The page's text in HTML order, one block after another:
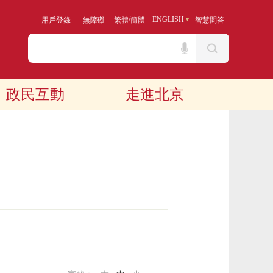
用戶登錄 無障礙 繁體/簡體 ENGLISH 智慧問答
政民互動 走進北京